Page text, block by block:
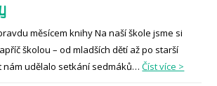
měsícem knihy Na naší škole jsme si
školou – od mladších dětí až po starší
nám udělalo setkání sedmáků…Číst více >